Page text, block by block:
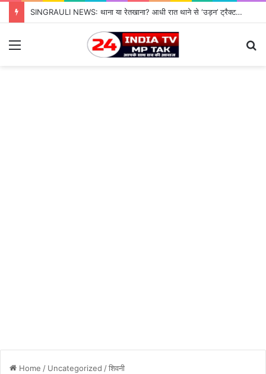
SINGRAULI NEWS: थाना या रेतखाना? आधी रात थाने से ‘उड़न’ ट्रैक्टर, जियावन पुलिस के पहरे में माफिया पास रेत माफिया के आगे नतमस्तक सिस्टम, सुशासन की पोल खोलती जियावन थाने की सनसनीखेज कहानी
Menu
Home / Uncategorized /शिवनी